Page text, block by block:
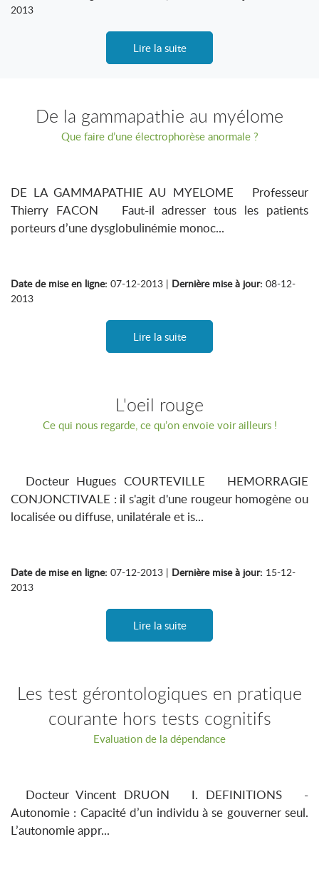
2013
Lire la suite
De la gammapathie au myélome
Que faire d’une électrophorèse anormale ?
DE LA GAMMAPATHIE AU MYELOME Professeur
Thierry FACON Faut-il adresser tous les patients
porteurs d’une dysglobulinémie monoc...
Date de mise en ligne: 07-12-2013 | Dernière mise à jour: 08-12-
2013
Lire la suite
L'oeil rouge
Ce qui nous regarde, ce qu’on envoie voir ailleurs !
Docteur Hugues COURTEVILLE HEMORRAGIE
CONJONCTIVALE : il s'agit d'une rougeur homogène ou
localisée ou diffuse, unilatérale et is...
Date de mise en ligne: 07-12-2013 | Dernière mise à jour: 15-12-
2013
Lire la suite
Les test gérontologiques en pratique
courante hors tests cognitifs
Evaluation de la dépendance
Docteur Vincent DRUON I. DEFINITIONS -
Autonomie : Capacité d’un individu à se gouverner seul.
L’autonomie appr...